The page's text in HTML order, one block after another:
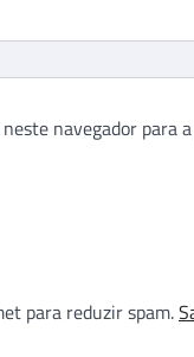
navegador para
para reduzir spam.